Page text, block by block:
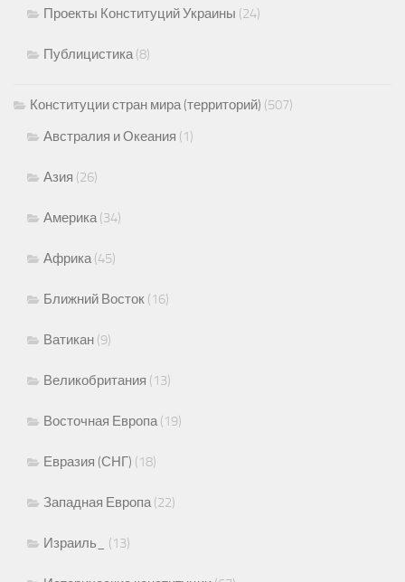
Проекты Конституций Украины (24)
Публицистика(8)
Конституции стран мира (территорий) (507)
Австралия и Океания (1)
Азия (26)
Америка(34)
Африка(45)
Ближний Восток (16)
Ватикан (9)
Великобритания (13)
Восточная Европа(19)
Евразия (СНГ) (18)
Западная Европа(22)
Израиль_ (13)